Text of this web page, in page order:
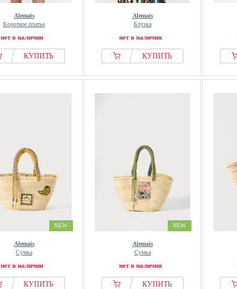
Alemais
Короткое платье
нет в наличии
КУПИТЬ
Alemais
Блузка
нет в наличии
КУПИТЬ
NEW
Alemais
Сумка
нет в наличии
КУПИТЬ
NEW
Alemais
Сумка
нет в наличии
КУПИТЬ